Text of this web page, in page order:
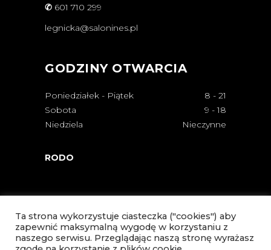
✆ 601 710 299
legnicka@salonines.pl
GODZINY OTWARCIA
Poniedziałek - Piątek 8 - 21
Sobota
9 - 18
Niedziela
Nieczynne
RODO
Ta strona wykorzystuje ciasteczka ("cookies") aby
zapewnić maksymalną wygodę w korzystaniu z
naszego serwisu. Przeglądając naszą stronę wyrażasz